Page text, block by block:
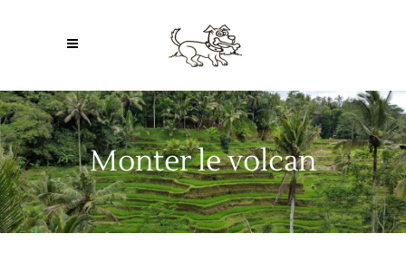
Monter le volcan